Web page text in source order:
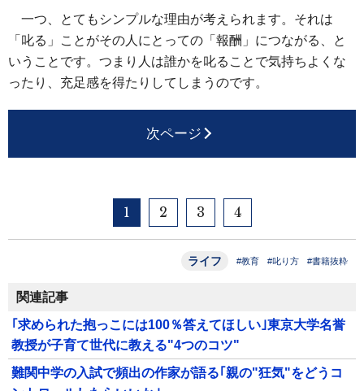
一つ、とてもシンプルな理由が考えられます。それは
「叱る」ことがその人にとっての「報酬」につながる、と
いうことです。つまり人は誰かを叱ることで気持ちよくな
ったり、充足感を得たりしてしまうのです。
次ページ
1 2 3 4
ライフ #教育 #叱り方 #書籍抜粋
関連記事
｢求められた抱っこには100％答えてほしい｣東京大学名誉
教授が子育て世代に教える"4つのコツ"
難関中学の入試で頻出の作家が語る｢親の"狂気"をどうコ